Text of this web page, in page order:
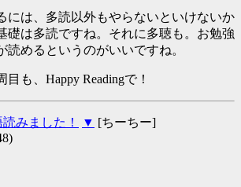
は、多読以外もやらないといけないか
礎は多読ですね。それに多聴も。お勉強
読めるというのがいいですね。
も、Happy Readingで！
みました！ ▼ [ちーちー]